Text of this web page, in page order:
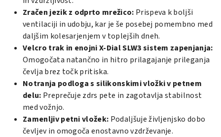
Zračen jezik z odprto mrežico: Prispeva k boljši
ventilaciji in udobju, kar je še posebej pomembno med
daljšim kolesarjenjem v toplejših dneh.
Velcro trak in enojni X-Dial SLW3 sistem zapenjanja:
Omogočata natančno in hitro prilagajanje prileganja
čevlja brez točk pritiska.
Notranja podloga s silikonskimi vložki v petnem
delu: Preprečuje zdrs pete in zagotavlja stabilnost
med vožnjo.
Zamenljiv petni vložek: Podaljšuje življenjsko dobo
čevljev in omogoča enostavno vzdrževanje.